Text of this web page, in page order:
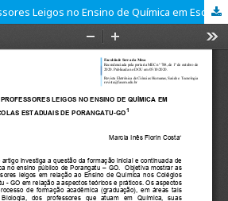
Desafios dos Professores Leigos no Ensino de Química em Escolas Estaduais de Porangatu - GO